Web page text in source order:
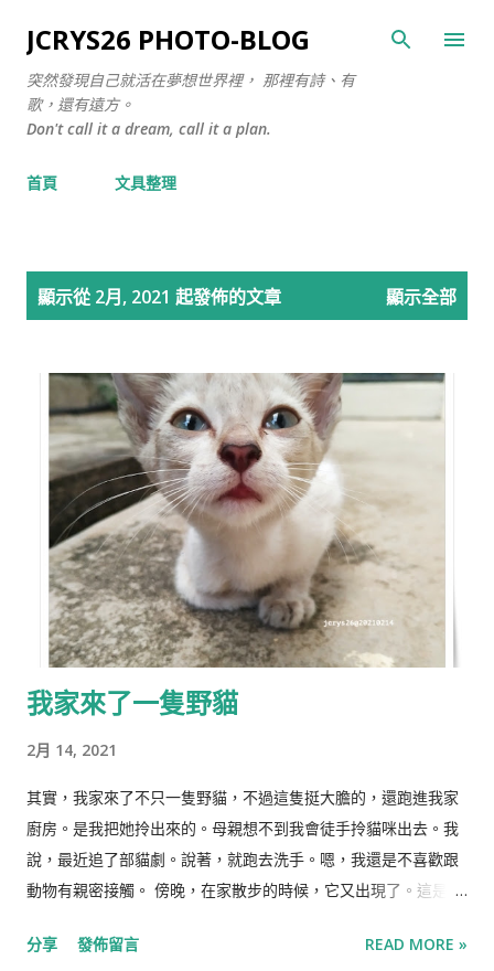
跳至主要內容
JCRYS26 PHOTO-BLOG
突然發現自己就活在夢想世界裡， 那裡有詩、有
歌，還有遠方。
Don't call it a dream, call it a plan.
首頁 文具整理
顯示從 2月, 2021 起發佈的文章 顯示全部
我家來了一隻野貓
2月 14, 2021
其實，我家來了不只一隻野貓，不過這隻挺大膽的，還跑進我家
廚房。是我把她拎出來的。母親想不到我會徒手拎貓咪出去。我
說，最近追了部貓劇。說著，就跑去洗手。嗯，我還是不喜歡跟
動物有親密接觸。 傍晚，在家散步的時候，它又出現了。這是我
拍照，還真難。
分享 發佈留言 READ MORE »